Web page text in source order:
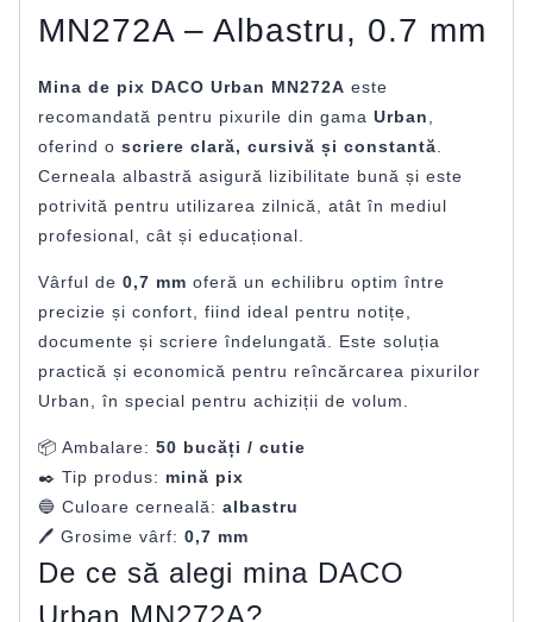
MN272A – Albastru, 0.7 mm
Mina de pix DACO Urban MN272A este
recomandată pentru pixurile din gama Urban
oferind o scriere clară, cursivă și constantă
Cerneala albastră asigură lizibilitate bună și este
potrivită pentru utilizarea zilnică, atât în mediul
profesional, cât și educațional.
Vârful de 0,7 mm oferă un echilibru optim între
precizie și confort, fiind ideal pentru notițe,
documente și scriere îndelungată. Este soluția
practică și economică pentru reîncărcarea pixurilor
Urban, în special pentru achiziții de volum.
📦 Ambalare: 50 bucăți / cutie
✒️ Tip produs: mină pix
🔵 Culoare cerneală: albastru
🖊️ Grosime vârf: 0,7 mm
De ce să alegi mina DACO
Urban MN272A?